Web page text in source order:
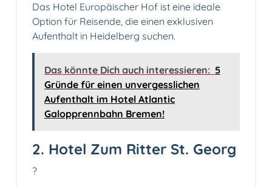
Das Hotel Europäischer Hof ist eine ideale
Option für Reisende, die einen exklusiven
Aufenthalt in Heidelberg suchen.
Das könnte Dich auch interessieren: 5
Gründe für einen unvergesslichen
Aufenthalt im Hotel Atlantic
Galopprennbahn Bremen!
2. Hotel Zum Ritter St. Georg
?